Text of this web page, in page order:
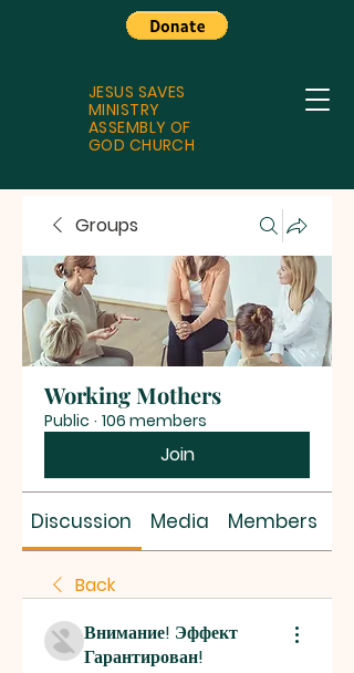
JESUS SAVES
MINISTRY
ASSEMBLY OF
GOD CHURCH
Groups
Working Mothers
Public · 106 members
Join
Discussion Media Members
Back
Внимание! Эффект
Гарантирован!